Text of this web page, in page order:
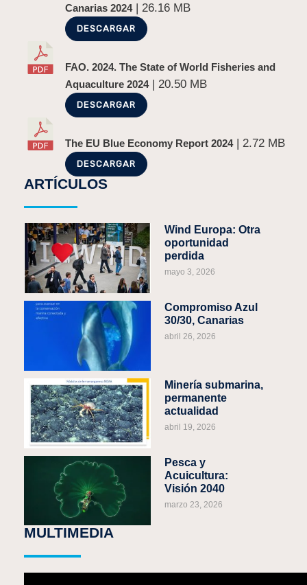
Canarias 2024| 26.16 MB
DESCARGAR
FAO. 2024. The State of World Fisheries and
Aquaculture 2024| 20.50 MB
DESCARGAR
The EU Blue Economy Report 2024| 2.72 MB
DESCARGAR
ARTÍCULOS
Wind Europa: Otra
oportunidad
perdida
mayo 3, 2026
Compromiso Azul
30/30, Canarias
abril 26, 2026
Minería submarina,
permanente
actualidad
abril 19, 2026
Pesca y
Acuicultura:
Visión 2040
marzo 23, 2026
MULTIMEDIA